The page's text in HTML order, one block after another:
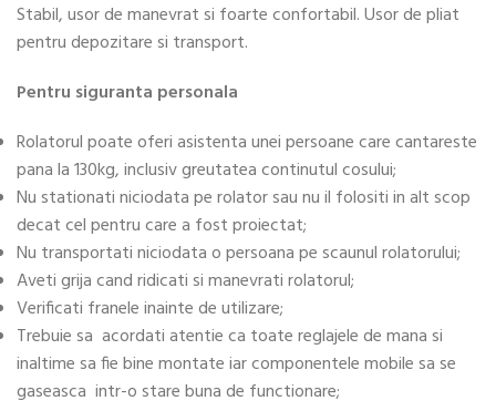
Stabil, usor de manevrat si foarte confortabil. Usor de pliat
pentru depozitare si transport.
Pentru siguranta personala
Rolatorul poate oferi asistenta unei persoane care cantareste
pana la 130kg, inclusiv greutatea continutul cosului;
Nu stationati niciodata pe rolator sau nu il folositi in alt scop
decat cel pentru care a fost proiectat;
Nu transportati niciodata o persoana pe scaunul rolatorului;
Aveti grija cand ridicati si manevrati rolatorul;
Verificati franele inainte de utilizare;
Trebuie sa acordati atentie ca toate reglajele de mana si
inaltime sa fie bine montate iar componentele mobile sa se
gaseasca intr-o stare buna de functionare;